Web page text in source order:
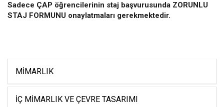
Sadece ÇAP öğrencilerinin staj başvurusunda ZORUNLU
STAJ FORMUNU onaylatmaları gerekmektedir.
MIMARLIK
İÇ MIMARLIK VE ÇEVRE TASARIMI